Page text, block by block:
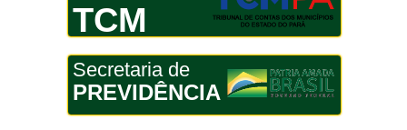
TCM
Secretaria de
PREVIDÊNCIA